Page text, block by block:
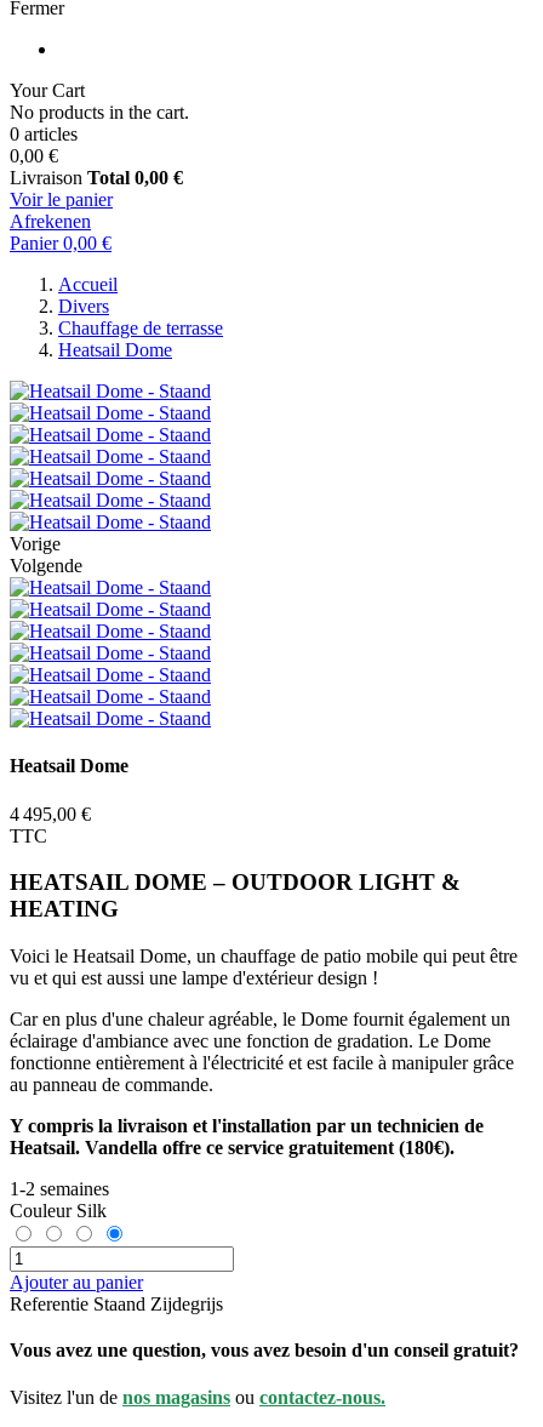
Fermer
Your Cart
No products in the cart.
0 articles
0,00 €
Livraison Total 0,00 €
Voir le panier
Afrekenen
Panier 0,00 €
Accueil
Divers
Chauffage de terrasse
Heatsail Dome
Vorige
Volgende
Heatsail Dome
4 495,00 €
TTC
HEATSAIL DOME – OUTDOOR LIGHT &
HEATING
Voici le Heatsail Dome, un chauffage de patio mobile qui peut être
vu et qui est aussi une lampe d'extérieur design !
Car en plus d'une chaleur agréable, le Dome fournit également un
éclairage d'ambiance avec une fonction de gradation. Le Dome
fonctionne entièrement à l'électricité et est facile à manipuler grâce
au panneau de commande.
Y compris la livraison et l'installation par un technicien de
Heatsail. Vandella offre ce service gratuitement (180€).
1-2 semaines
Couleur Silk
Ajouter au panier
Referentie Staand Zijdegrijs
Vous avez une question, vous avez besoin d'un conseil gratuit?
Visitez l'un de nos magasins ou contactez-nous.